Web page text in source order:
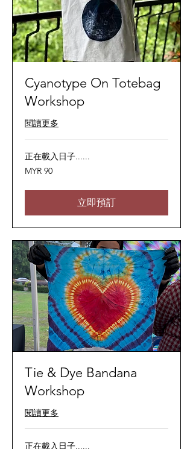
Cyanotype On Totebag
Workshop
閱讀更多
正在載入日子......
90
马
西
吉
MYR 90
立即預訂
Tie & Dye Bandana
Workshop
閱讀更多
正在載入日子......